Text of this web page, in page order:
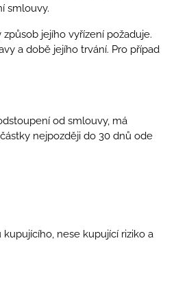
smlouvy.
jejího vyřízení požaduje.
a době jejího trvání. Pro případ
od smlouvy, má
nejpozději do 30 dnů ode
nese kupující riziko a